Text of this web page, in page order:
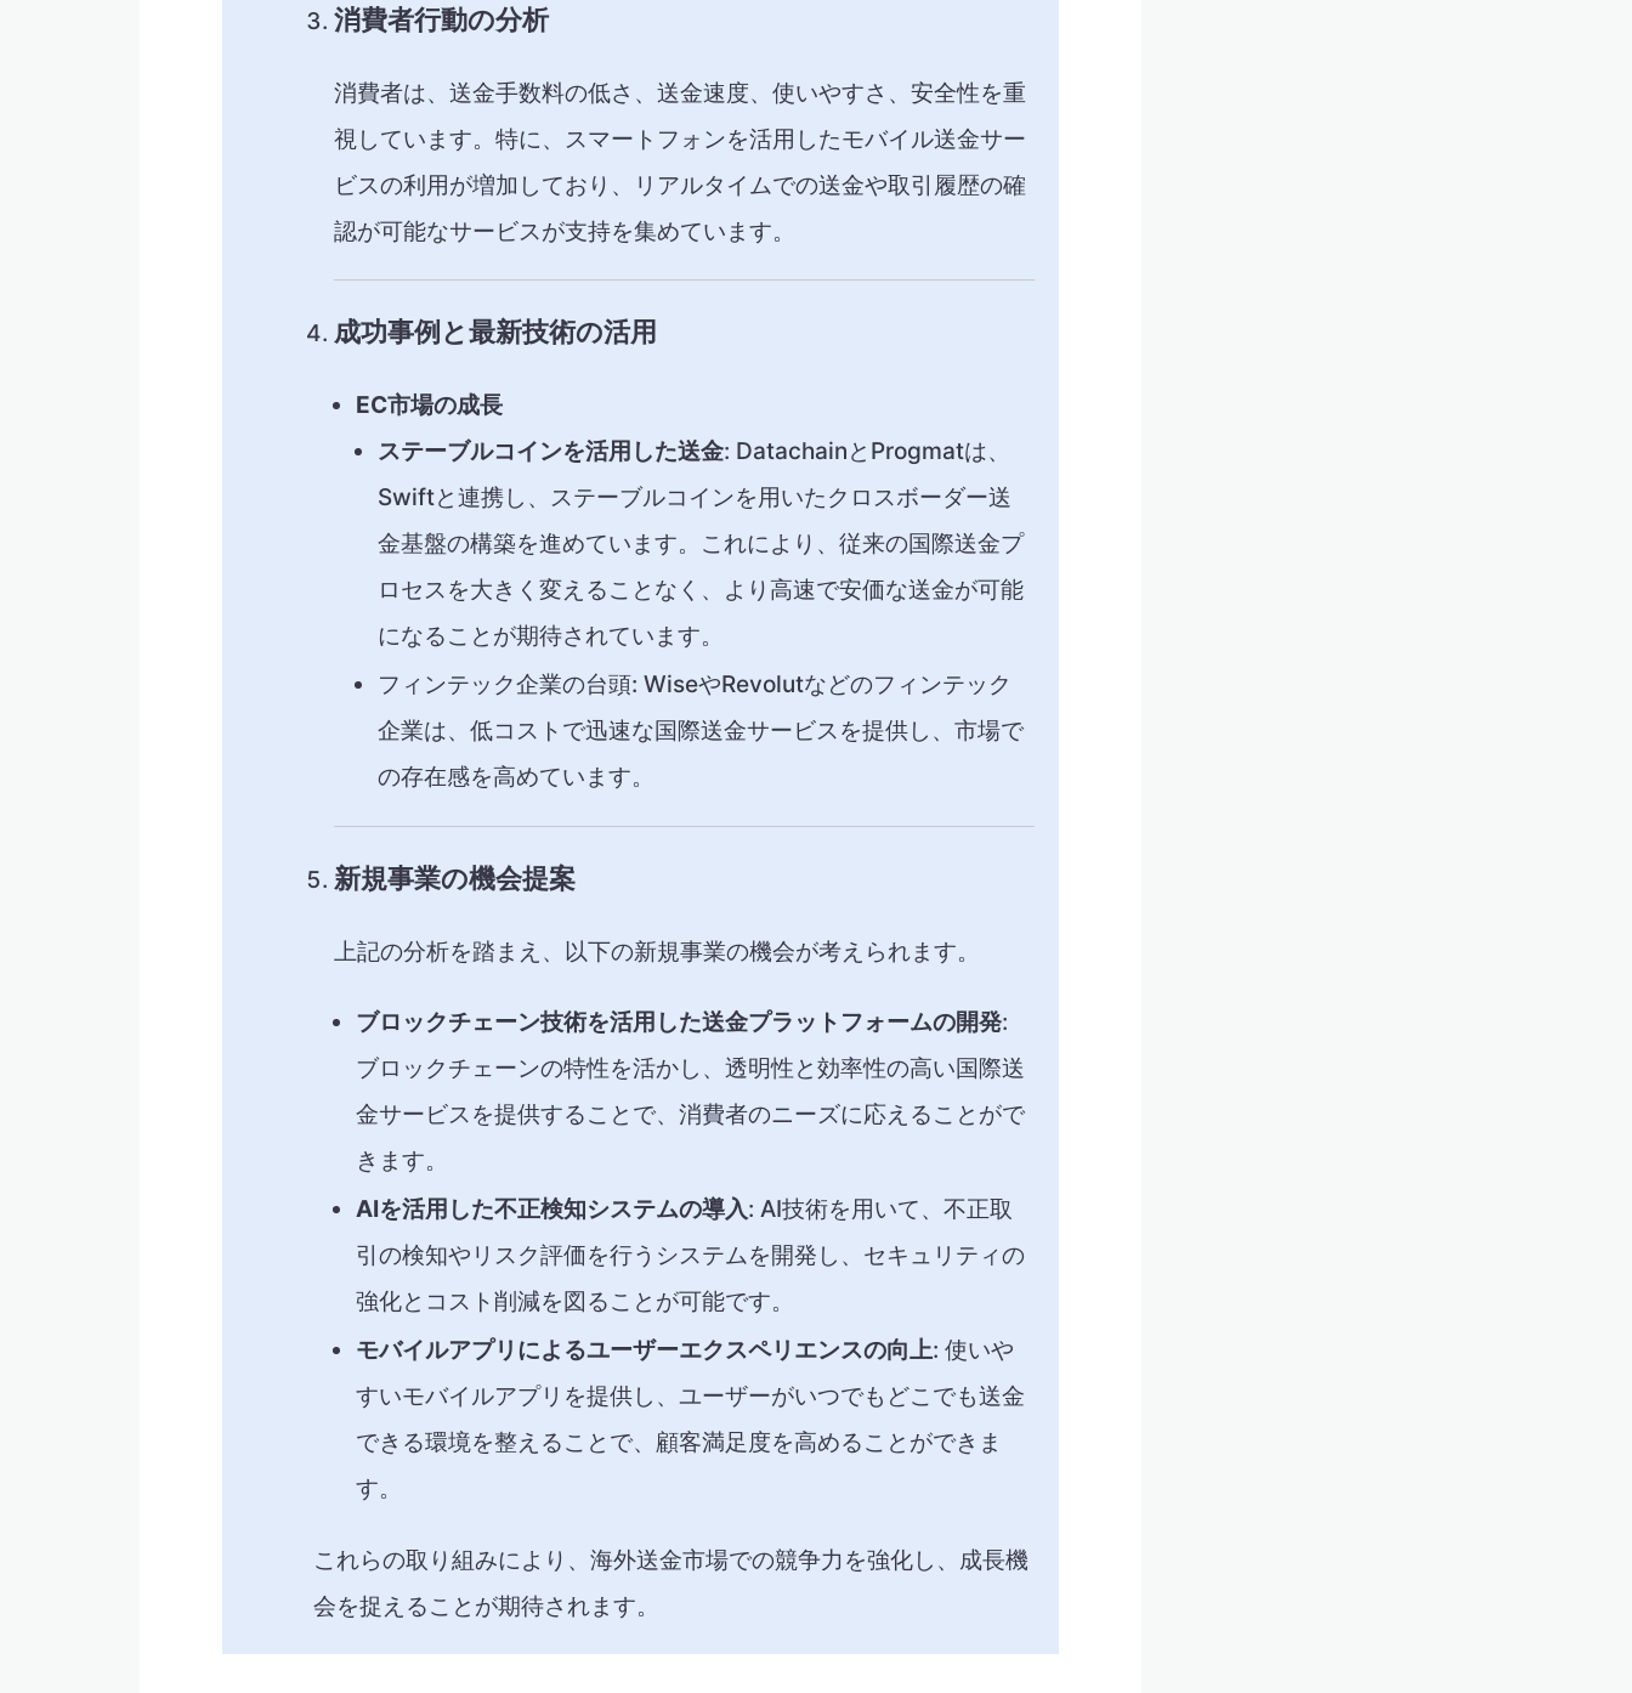
消費者行動の分析
消費者は、送金手数料の低さ、送金速度、使いやすさ、安全性を重
視しています。​特に、スマートフォンを活用したモバイル送金サー
ビスの利用が増加しており、リアルタイムでの送金や取引履歴の確
認が可能なサービスが支持を集めています。
成功事例と最新技術の活用
EC市場の成長
ステーブルコインを活用した送金: DatachainとProgmatは、
Swiftと連携し、ステーブルコインを用いたクロスボーダー送
金基盤の構築を進めています。これにより、従来の国際送金プ
ロセスを大きく変えることなく、より高速で安価な送金が可能
になることが期待されています。
フィンテック企業の台頭: WiseやRevolutなどのフィンテック
企業は、低コストで迅速な国際送金サービスを提供し、市場で
の存在感を高めています。
新規事業の機会提案
上記の分析を踏まえ、以下の新規事業の機会が考えられます。
ブロックチェーン技術を活用した送金プラットフォームの開発:
ブロックチェーンの特性を活かし、透明性と効率性の高い国際送
金サービスを提供することで、消費者のニーズに応えることがで
きます。
AIを活用した不正検知システムの導入: AI技術を用いて、不正取
引の検知やリスク評価を行うシステムを開発し、セキュリティの
強化とコスト削減を図ることが可能です。​
モバイルアプリによるユーザーエクスペリエンスの向上: 使いや
すいモバイルアプリを提供し、ユーザーがいつでもどこでも送金
できる環境を整えることで、顧客満足度を高めることができま
す。​
これらの取り組みにより、海外送金市場での競争力を強化し、成長機
会を捉えることが期待されます。